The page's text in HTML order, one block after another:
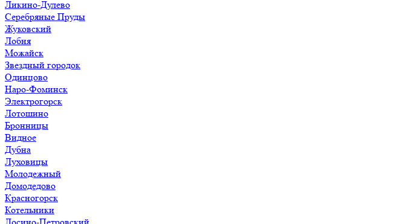
Ликино-Дулево
Серебряные Пруды
Жуковский
Лобня
Можайск
Звездный городок
Одинцово
Наро-Фоминск
Электрогорск
Лотошино
Бронницы
Видное
Дубна
Луховицы
Молодежный
Домодедово
Красногорск
Котельники